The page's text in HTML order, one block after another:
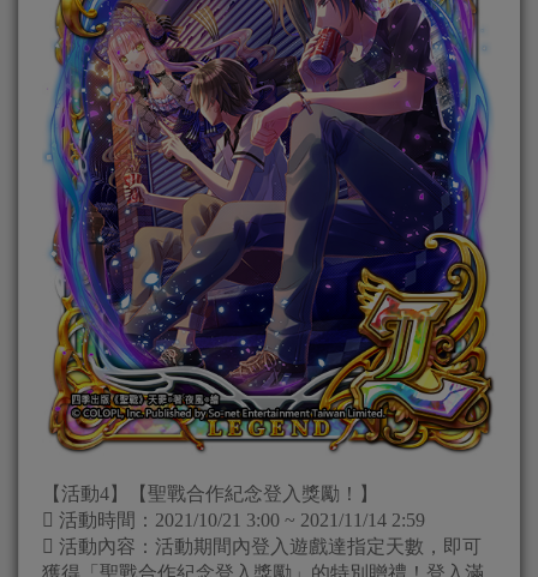
【活動4】【聖戰合作紀念登入獎勵！】
 活動時間：2021/10/21 3:00 ~ 2021/11/14 2:59
 活動內容：活動期間內登入遊戲達指定天數，即可
獲得「聖戰合作紀念登入獎勵」的特別贈禮！登入滿